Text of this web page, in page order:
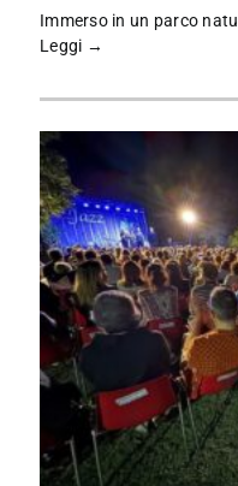
Immerso in un parco
Leggi →